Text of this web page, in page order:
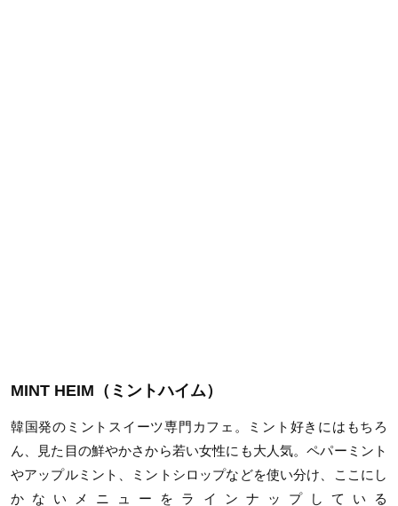
MINT HEIM（ミントハイム）
韓国発のミントスイーツ専門カフェ。ミント好きにはもちろ
ん、見た目の鮮やかさから若い女性にも大人気。ペパーミント
やアップルミント、ミントシロップなどを使い分け、ここにし
かないメニューをラインナップしている